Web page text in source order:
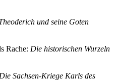
und seine Goten
Rache: Die historischen Wurzeln
Die Sachsen-Kriege Karls des